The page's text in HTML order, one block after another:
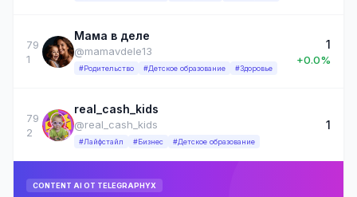
79
1
Мама в деле
@mamavdele13
#Родительство #Детское образование #Здоровье
1
+0.0%
79
2
real_cash_kids
@real_cash_kids
#Лайфстайл #Бизнес #Детское образование
1
CONTENT AI ОТ TELEGRAPHYX